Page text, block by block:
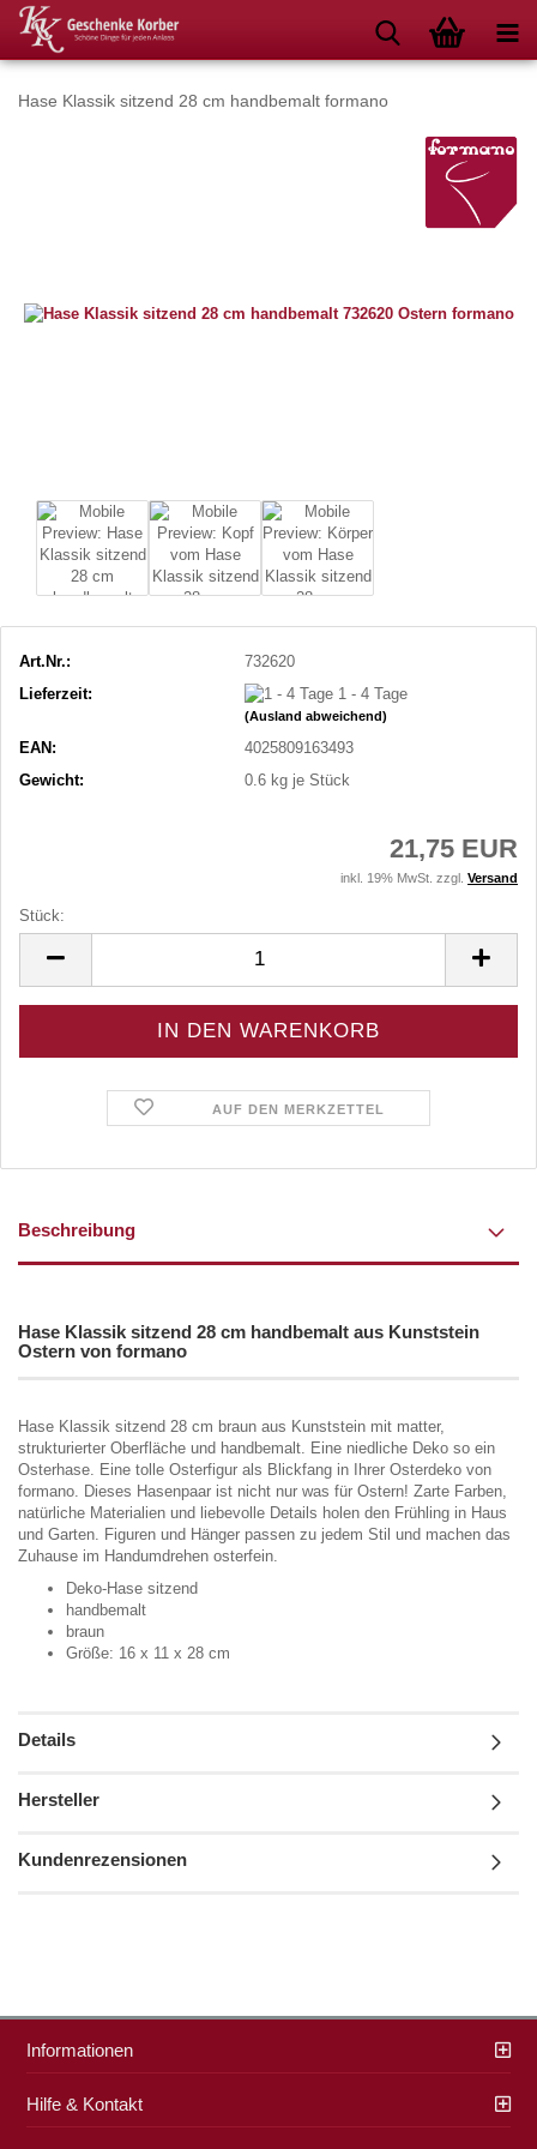
Hase Klassik sitzend 28 cm handbemalt formano
Art.Nr.:
732620
Lieferzeit:
1 - 4 Tage
(Ausland abweichend)
EAN:
4025809163493
Gewicht:
0.6 kg je Stück
21,75 EUR
inkl. 19% MwSt. zzgl. Versand
Stück:
AUF DEN MERKZETTEL
Beschreibung
Hase Klassik sitzend 28 cm handbemalt aus Kunststein
Ostern von formano
Hase Klassik sitzend 28 cm braun aus Kunststein mit matter,
strukturierter Oberfläche und handbemalt. Eine niedliche Deko so ein
Osterhase. Eine tolle Osterfigur als Blickfang in Ihrer Osterdeko von
formano. Dieses Hasenpaar ist nicht nur was für Ostern! Zarte Farben,
natürliche Materialien und liebevolle Details holen den Frühling in Haus
und Garten. Figuren und Hänger passen zu jedem Stil und machen das
Zuhause im Handumdrehen osterfein.
Deko-Hase sitzend
handbemalt
braun
Größe: 16 x 11 x 28 cm
Details
Hersteller
Kundenrezensionen
Informationen
Hilfe & Kontakt